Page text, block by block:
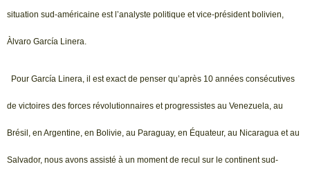
situation sud-américaine est l’analyste politique et vice-président bolivien,
Àlvaro García Linera.
Pour García Linera, il est exact de penser qu’après 10 années consécutives
de victoires des forces révolutionnaires et progressistes au Venezuela, au
Brésil, en Argentine, en Bolivie, au Paraguay, en Équateur, au Nicaragua et au
Salvador, nous avons assisté à un moment de recul sur le continent sud-